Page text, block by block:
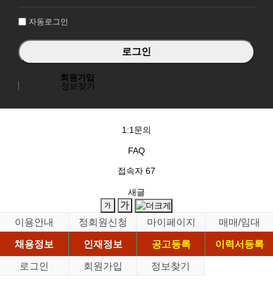
자동로그인
회원가입
정보찾기
1:1문의
FAQ
접속자 67
새글
이용안내 정회원신청 마이페이지
매매/임대
채용정보
인재정보 공고등록
이력서등록
로그인
회원가입 정보찾기